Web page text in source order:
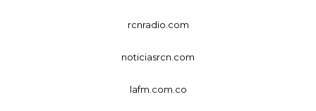
rcnradio.com
noticiasrcn.com
lafm.com.co